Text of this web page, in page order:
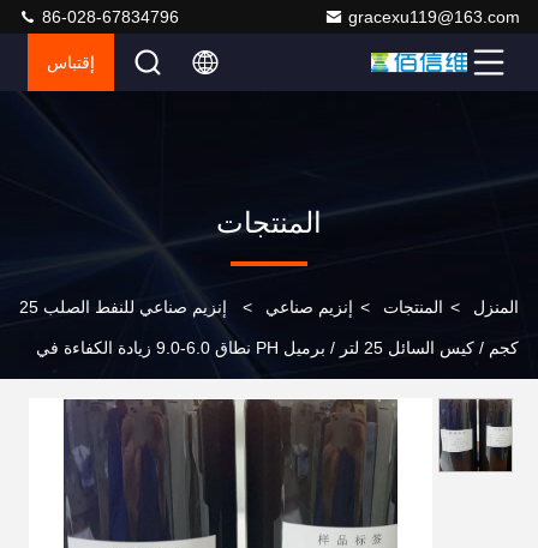
gracexu119@163.com
86-028-67834796
إقتباس
المنتجات
المنزل > المنتجات > إنزيم صناعي > إنزيم صناعي للنفط الصلب 25
كجم / كيس السائل 25 لتر / برميل PH نطاق 6.0-9.0 زيادة الكفاءة في